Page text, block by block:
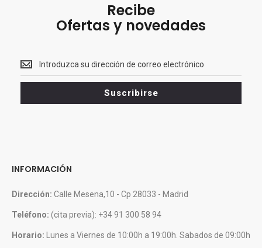
Recibe
Ofertas y novedades
Recibe<br>
Ofertas
y
Suscribirse
INFORMACIÓN
Dirección: Calle Mesena,10 - Cp 28033 - Madrid
Teléfono: (cita previa): +34 91 300 58 94
Horario: Lunes a Viernes de 10:00h a 19:00h. Sabados de 09:00h